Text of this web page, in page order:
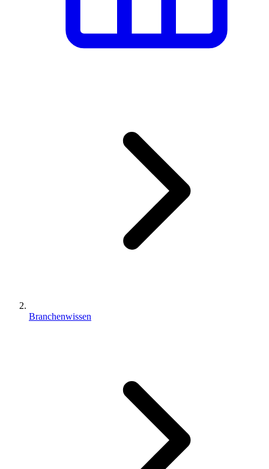
Branchenwissen